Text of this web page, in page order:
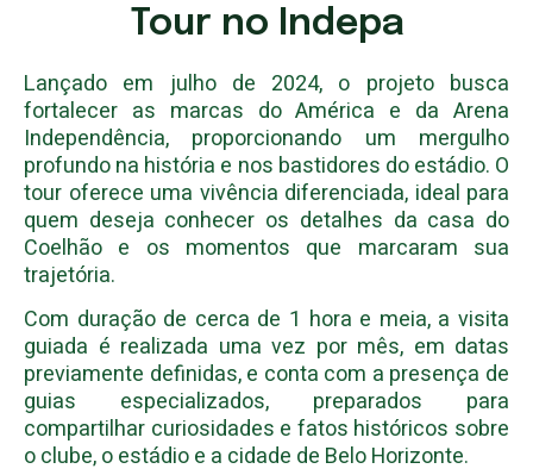
Tour no Indepa
Lançado em julho de 2024, o projeto busca
fortalecer as marcas do América e da Arena
Independência, proporcionando um mergulho
profundo na história e nos bastidores do estádio. O
tour oferece uma vivência diferenciada, ideal para
quem deseja conhecer os detalhes da casa do
Coelhão e os momentos que marcaram sua
trajetória.
Com duração de cerca de 1 hora e meia, a visita
guiada é realizada uma vez por mês, em datas
previamente definidas, e conta com a presença de
guias especializados, preparados para
compartilhar curiosidades e fatos históricos sobre
o clube, o estádio e a cidade de Belo Horizonte.